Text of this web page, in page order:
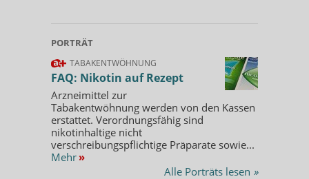
PORTRÄT
TABAKENTWÖHNUNG
FAQ: Nikotin auf Rezept
Arzneimittel zur
Tabakentwöhnung werden von den Kassen
erstattet. Verordnungsfähig sind
nikotinhaltige nicht
verschreibungspflichtige Präparate sowie...
Mehr »
Alle Porträts lesen »